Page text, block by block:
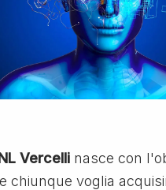
Vercelli nasce con
chiunque voglia